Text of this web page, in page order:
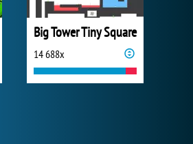
Big Tower Tiny Square
14 688x